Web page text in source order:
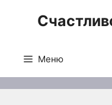
Меню